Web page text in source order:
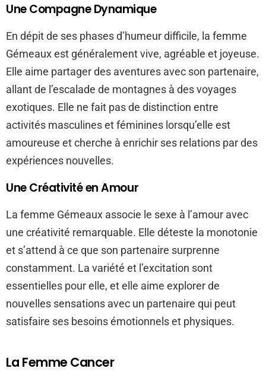
Une Compagne Dynamique
En dépit de ses phases d’humeur difficile, la femme
Gémeaux est généralement vive, agréable et joyeuse.
Elle aime partager des aventures avec son partenaire,
allant de l’escalade de montagnes à des voyages
exotiques. Elle ne fait pas de distinction entre
activités masculines et féminines lorsqu’elle est
amoureuse et cherche à enrichir ses relations par des
expériences nouvelles.
Une Créativité en Amour
La femme Gémeaux associe le sexe à l’amour avec
une créativité remarquable. Elle déteste la monotonie
et s’attend à ce que son partenaire surprenne
constamment. La variété et l’excitation sont
essentielles pour elle, et elle aime explorer de
nouvelles sensations avec un partenaire qui peut
satisfaire ses besoins émotionnels et physiques.
La Femme Cancer